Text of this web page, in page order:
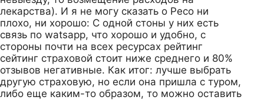
лекарства). И я не могу сказать о Ресо ни
плохо, ни хорошо: С одной стоны у них есть
связь по watsapp, что хорошо и удобно, с
стороны почти на всех ресурсах рейтинг
сейтинг страховой стоит ниже среднего и 80%
отзывов негативные. Как итог: лучше выбрать
другую страховую, но если она пришла с туром,
либо еще каким-то образом, то можно оставить